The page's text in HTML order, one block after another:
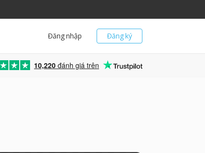
Đăng ký
Đăng nhập
10,220 đánh giá trên